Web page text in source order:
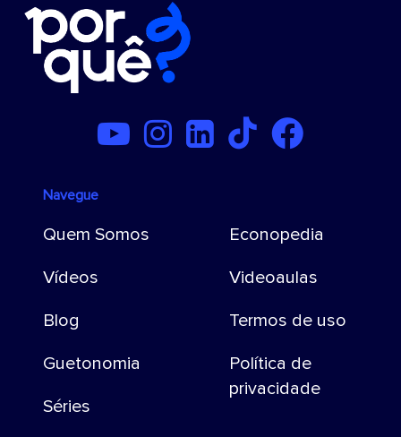
Navegue
Quem Somos
Vídeos
Blog
Guetonomia
Séries
Econopedia
Videoaulas
Termos de uso
Política de
privacidade